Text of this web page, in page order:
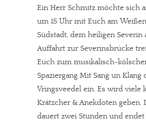
Ein Herr Schmitz möchte sich
um 15 Uhr mit Euch am
Südstadt, dem heiligen Severin
Auffahrt zur Severinsbrücke
Euch zum musikalisch-
Spaziergang Mit Sang un
Vringsveedel ein. Es wird viele
Krätzcher & Anekdoten geben.
dauert zwei Stunden und endet